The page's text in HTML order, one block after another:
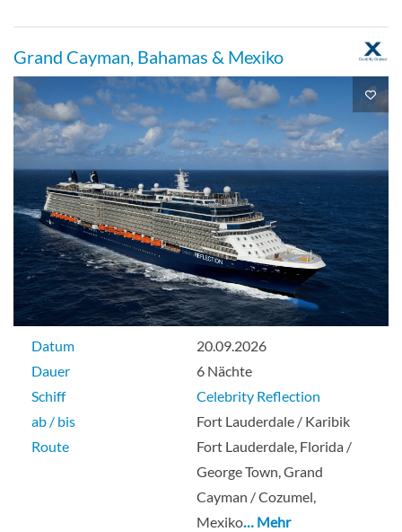
Grand Cayman, Bahamas & Mexiko
Datum
20.09.2026
Dauer
6 Nächte
Schiff
Celebrity Reflection
ab / bis
Fort Lauderdale / Karibik
Route
Fort Lauderdale, Florida /
George Town, Grand
Cayman / Cozumel,
Mexiko… Mehr